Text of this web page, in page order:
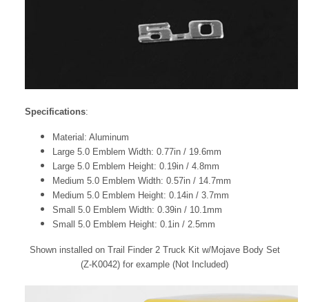
Specifications:
Material: Aluminum
Large 5.0 Emblem Width: 0.77in / 19.6mm
Large 5.0 Emblem Height: 0.19in / 4.8mm
Medium 5.0 Emblem Width: 0.57in / 14.7mm
Medium 5.0 Emblem Height: 0.14in / 3.7mm
Small 5.0 Emblem Width: 0.39in / 10.1mm
Small 5.0 Emblem Height: 0.1in / 2.5mm
Shown installed on Trail Finder 2 Truck Kit w/Mojave Body Set
(Z-K0042) for example (Not Included)